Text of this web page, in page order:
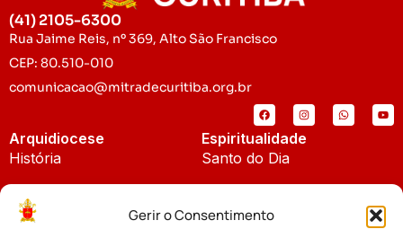
Gerir o Consentimento
(41) 2105-6300
Rua Jaime Reis, nº 369, Alto São Francisco
CEP: 80.510-010
comunicacao@mitradecuritiba.org.br
Arquidiocese
História
Padroeira
Espiritualidade
Santo do Dia